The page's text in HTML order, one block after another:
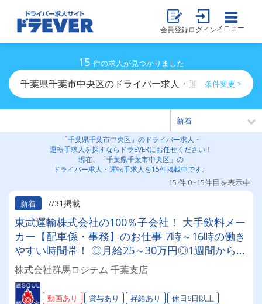
会員登録ログイン メニュー
15 件の求人が見つかりました
千葉県千葉市中央区のドライバー求人・運転手求人一覧
条件変更 >
「千葉県千葉市中央区」のドライバー求人・
運転手求人を探すならドラEVERにお任せください！
現在、「千葉県千葉市中央区」の
ドライバー求人・運転手求人を15件掲載中です。
15 件 0~15件目を表示中
新着
7/31掲載
東武運輸株式会社の100％子会社！ 大手飲料メー
カー【配車係・事務】のお仕事 7時～16時の働き
やすい時間帯！ ◎月給25～30万円◎1週間から
10日ほどの大型連休年2回あり ◎配車業務経験者
大歓迎！船橋支店も募集中！
株式会社群馬ロジテム 千葉支店
動画あり 賞与あり 昇給あり 休日6日以上